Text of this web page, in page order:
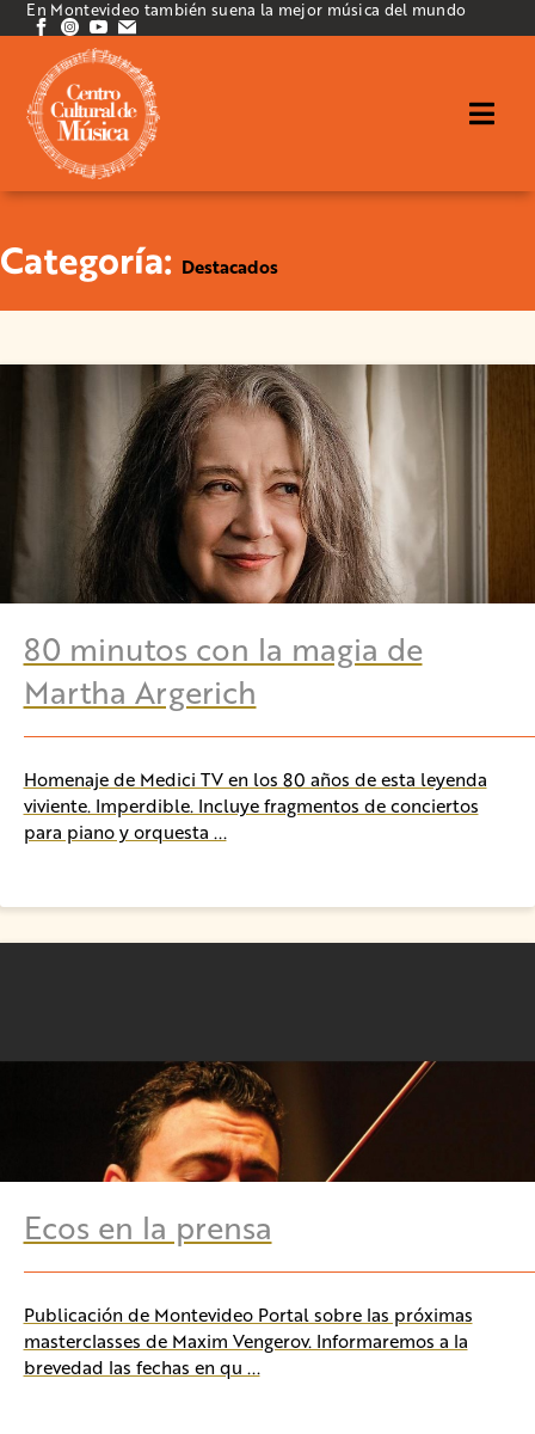
En Montevideo también suena la mejor música del mundo
Categoría: Destacados
80 minutos con la magia de
Martha Argerich
Homenaje de Medici TV en los 80 años de esta leyenda
viviente. Imperdible. Incluye fragmentos de conciertos
para piano y orquesta ...
Ecos en la prensa
Publicación de Montevideo Portal sobre las próximas
masterclasses de Maxim Vengerov. Informaremos a la
brevedad las fechas en qu ...